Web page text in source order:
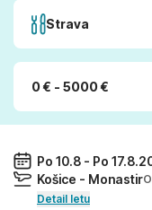
Strava
0 € - 5000 €
Po 10.8 - Po
Košice - Monastir
Detail letu